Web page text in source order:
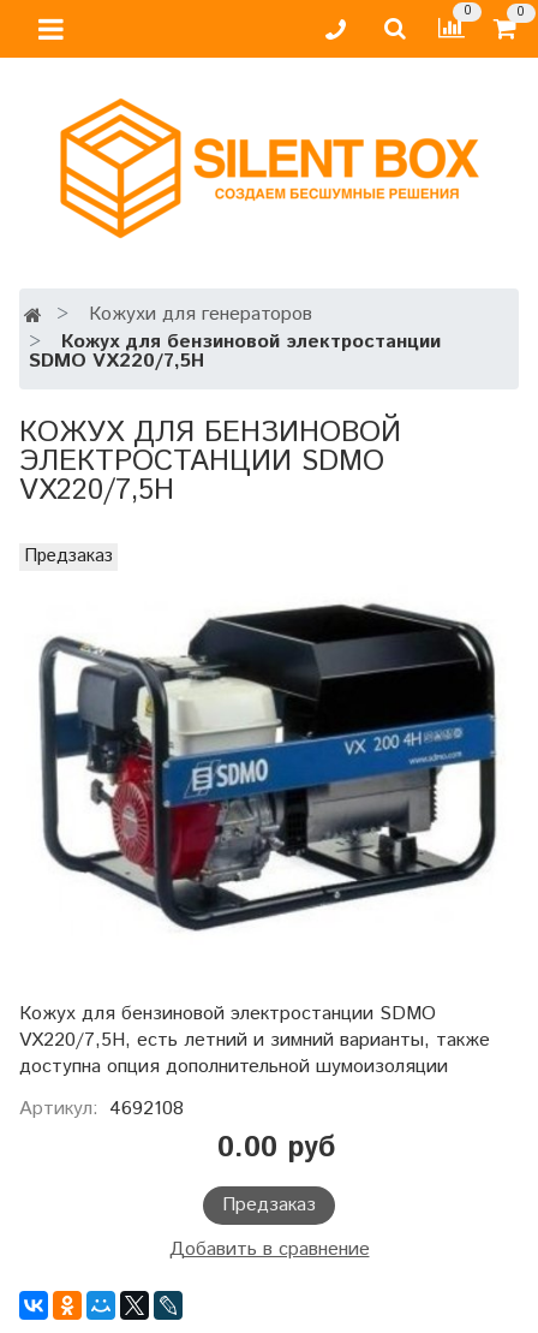
0 0
Кожухи для генераторов
Кожух для бензиновой электростанции
SDMO VX220/7,5H
КОЖУХ ДЛЯ БЕНЗИНОВОЙ
ЭЛЕКТРОСТАНЦИИ SDMO
VX220/7,5H
Предзаказ
Кожух для бензиновой электростанции SDMO
VX220/7,5H, есть летний и зимний варианты, также
доступна опция дополнительной шумоизоляции
Артикул: 4692108
0.00 руб
Предзаказ
Добавить в сравнение